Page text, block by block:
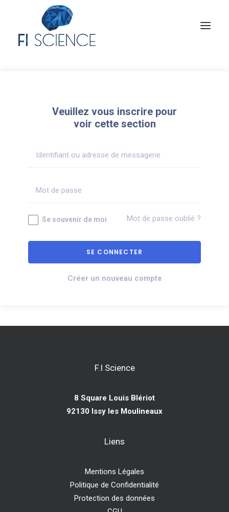
Veuillez vous inscrire pour
voir cette section
Se souvenir de moi Mot de passe oublié ?
Créer un nouveau compte
F.I Science
8 Square Louis Blériot
92130 Issy les Moulineaux
Liens
Mentions Légales
Politique de Confidentialité
Protection des données